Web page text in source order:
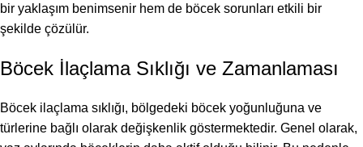
bir yaklaşım benimsenir hem de böcek sorunları etkili bir
şekilde çözülür.
Böcek İlaçlama Sıklığı ve Zamanlaması
Böcek ilaçlama sıklığı, bölgedeki böcek yoğunluğuna ve
türlerine bağlı olarak değişkenlik göstermektedir. Genel olarak,